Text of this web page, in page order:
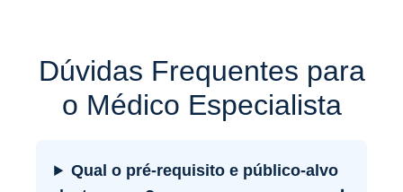
Dúvidas Frequentes para
o Médico Especialista
Qual o pré-requisito e público-alvo